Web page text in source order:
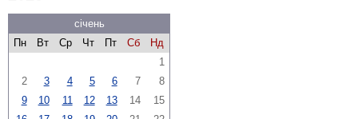
січень
Пн
Вт Ср Чт Пт Сб
Нд
1
2
3 4 5 6 7
8
9
10 11 12 13 14
15